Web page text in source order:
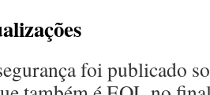
foi publicado